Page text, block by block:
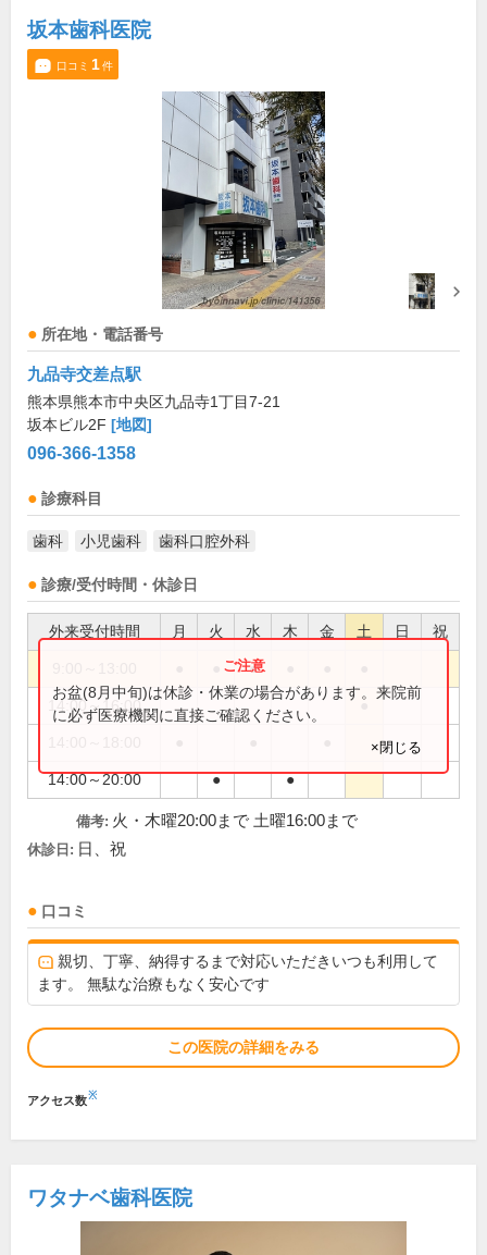
坂本歯科医院
口コミ 1件
所在地・電話番号
九品寺交差点駅
熊本県熊本市中央区九品寺1丁目7-21
坂本ビル2F [地図]
096-366-1358
診療科目
歯科 小児歯科 歯科口腔外科
診療/受付時間・休診日
外来受付時間 月 火 水 木 金 土 日 祝
●
14:00～16:00 ●
14:00～20:00 ● ●
お盆(8月中旬)は休診・休業の場合があります。来院前
に必ず医療機関に直接ご確認ください。
×閉じる
備考: 火・木曜20:00まで 土曜16:00まで
休診日: 日、祝
口コミ
親切、丁寧、納得するまで対応いただきいつも利用して
ます。 無駄な治療もなく安心です
この医院の詳細をみる
アクセス数※
ワタナベ歯科医院